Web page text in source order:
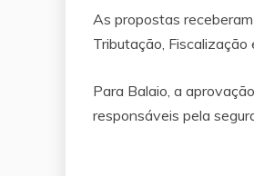
As propostas
Tributação,
Para Balaio, a
responsáveis pela